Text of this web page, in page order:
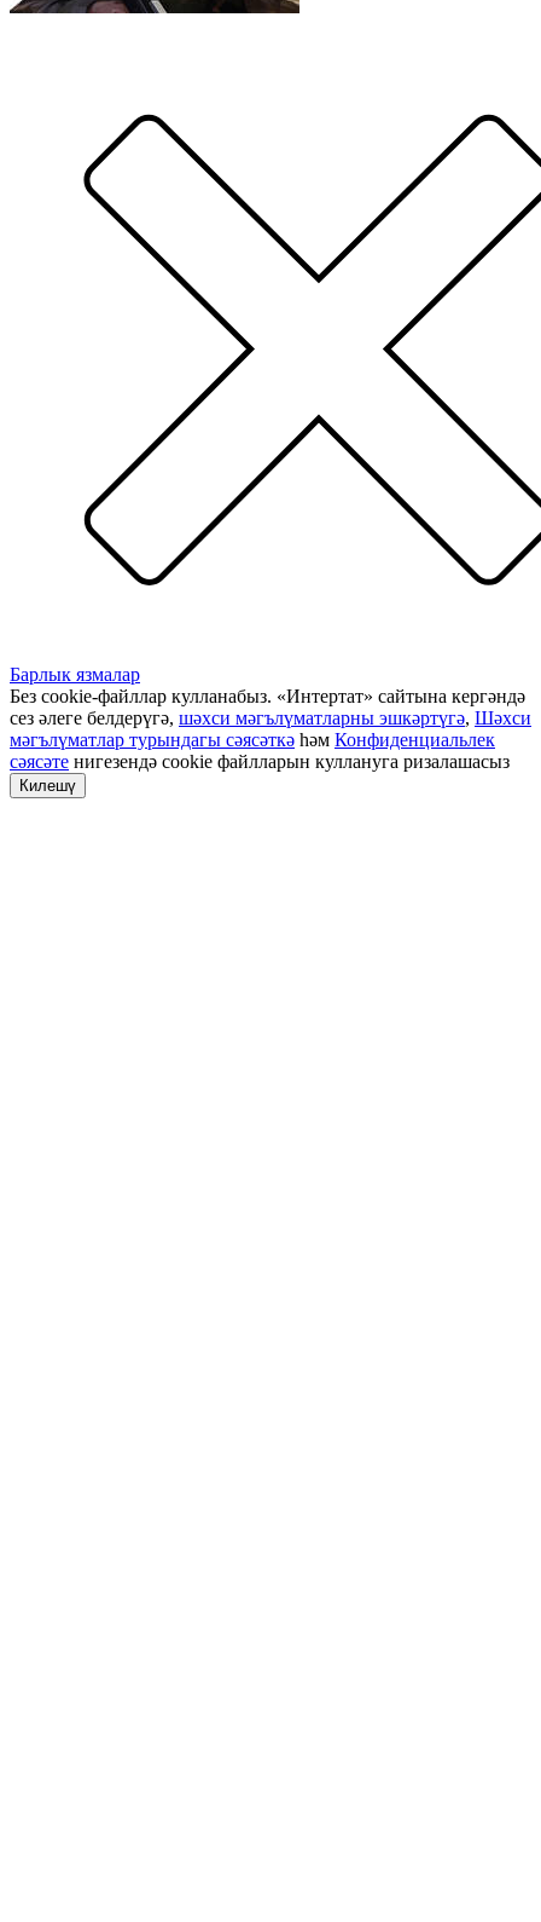
Барлык язмалар
Без cookie-файллар кулланабыз. «Интертат» сайтына кергәндә
сез әлеге белдерүгә, шәхси мәгълүматларны эшкәртүгә, Шәхси
мәгълүматлар турындагы сәясәткә һәм Конфиденциальлек
сәясәте нигезендә cookie файлларын куллануга ризалашасыз
Килешү